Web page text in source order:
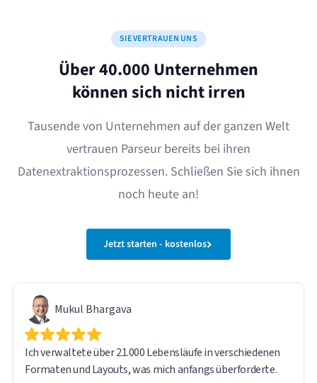
SIE VERTRAUEN UNS
Über 40.000 Unternehmen
können sich nicht irren
Tausende von Unternehmen auf der ganzen Welt
vertrauen Parseur bereits bei ihren
Datenextraktionsprozessen. Schließen Sie sich ihnen
noch heute an!
Jetzt starten - kostenlos
Mukul Bhargava
Ich verwaltete über 21.000 Lebensläufe in verschiedenen
Formaten und Layouts, was mich anfangs überforderte.